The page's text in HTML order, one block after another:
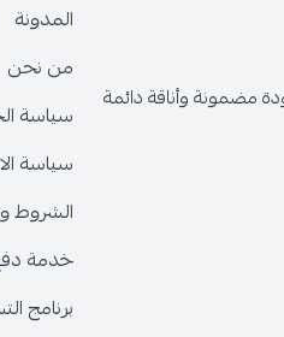
مضمونة وأناقة دائمة
المدونة
من نحن
سياسة
سياسة
الشروط
خدمة
برنامج